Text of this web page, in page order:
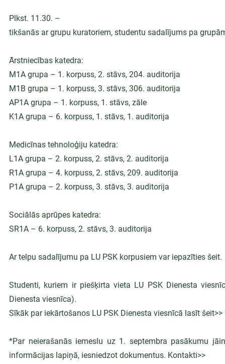
Plkst. 11.30. –
tikšanās ar grupu kuratoriem, studentu sadalījums pa
Ārstniecības katedra:
M1A grupa – 1. korpuss, 2. stāvs, 204. auditorija
M1B grupa – 1. korpuss, 3. stāvs, 306. auditorija
AP1A grupa – 1. korpuss, 1. stāvs, zāle
K1A grupa – 6. korpuss, 1. stāvs, 1. auditorija
Medicīnas tehnoloģiju katedra:
L1A grupa – 2. korpuss, 2. stāvs, 2. auditorija
R1A grupa – 4. korpuss, 2. stāvs, 209. auditorija
P1A grupa – 2. korpuss, 3. stāvs, 3. auditorija
Sociālās aprūpes katedra:
SR1A – 6. korpuss, 2. stāvs, 3. auditorija
Ar telpu sadalījumu pa LU PSK korpusiem var iepazīties šeit.
Studenti, kuriem ir piešķirta vieta LU PSK Dienesta
Dienesta viesnīca).
Sīkāk par iekārtošanos LU PSK Dienesta viesnīcā lasīt šeit>>
*Par neierašanās iemeslu uz 1. septembra pasākumu
informācijas lapiņā, iesniedzot dokumentus. Kontakti>>